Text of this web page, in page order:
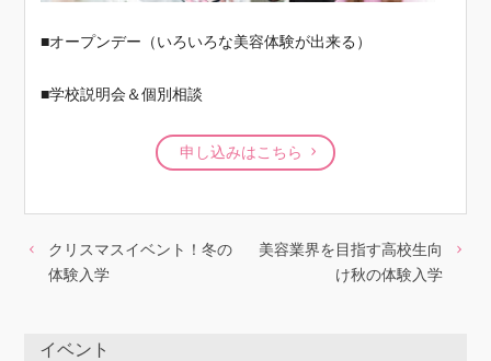
■オープンデー（いろいろな美容体験が出来る）
■学校説明会＆個別相談
申し込みはこちら
クリスマスイベント！冬の
体験入学
美容業界を目指す高校生向
け秋の体験入学
イベント